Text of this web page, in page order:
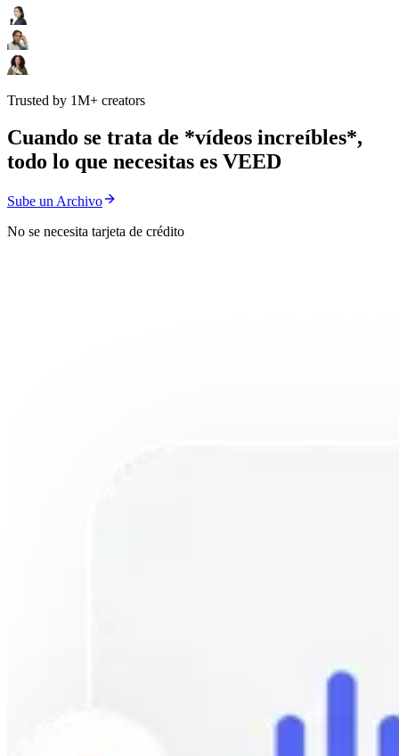
Trusted by 1M+ creators
Cuando se trata de *vídeos increíbles*,
todo lo que necesitas es VEED
Sube un Archivo
No se necesita tarjeta de crédito